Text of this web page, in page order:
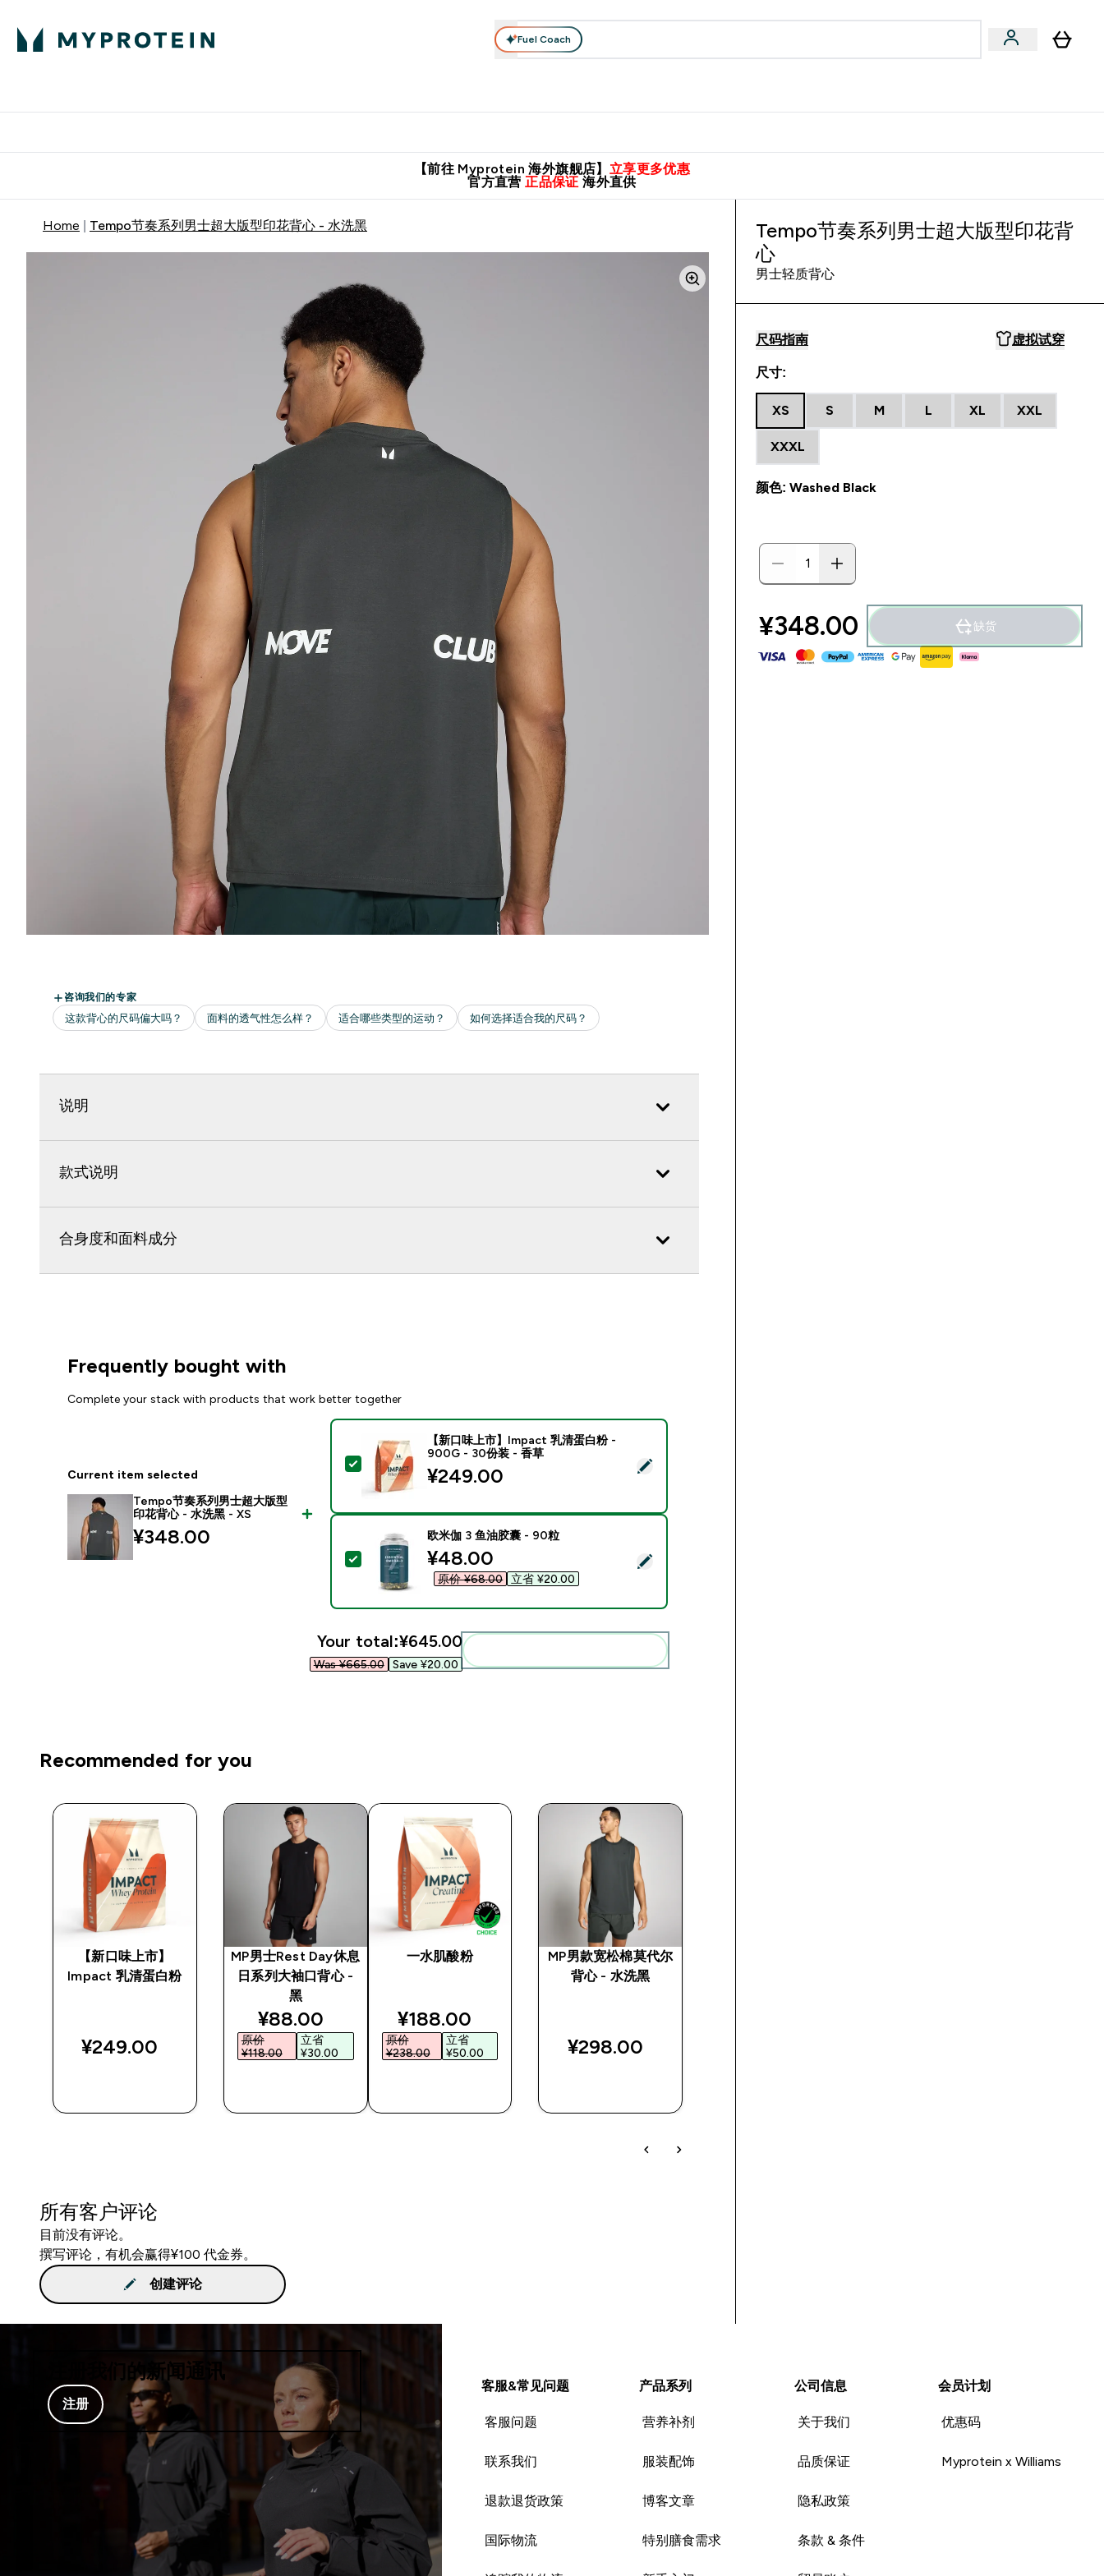
Fuel Coach
【前往 Myprotein 海外旗舰店】 立享更多优惠
官方直营 正品保证 海外直供
Home Tempo节奏系列男士超大版型印花背心 - 水洗黑
说明
款式说明
合身度和面料成分
Frequently bought with
Complete your stack with products that work better together
Current item selected
Tempo节奏系列男士超大版型
印花背心 - 水洗黑 - XS
¥348.00‎
Select this product - 【新口味上市】Impact 乳清蛋白粉 - 900G - 30份装 - 香草
【新口味上市】Impact 乳清蛋白粉 -
900G - 30份装 - 香草
¥249.00‎
Select this product - 欧米伽 3 鱼油胶囊 - 90粒
欧米伽 3 鱼油胶囊 - 90粒
discounted price
¥48.00‎
原价 ¥68.00‎ 立省 ¥20.00‎
Your total:¥645.00‎
Was ¥665.00‎ Save ¥20.00‎
Recommended for you
【新口味上市】
Impact 乳清蛋白粉
¥249.00‎
MP男士Rest Day休息
日系列大袖口背心 -
黑
discounted price
¥88.00‎
原价
¥118.00‎
立省
¥30.00‎
一水肌酸粉
discounted price
¥188.00‎
原价
¥238.00‎
立省
¥50.00‎
MP男款宽松棉莫代尔
背心 - 水洗黑
¥298.00‎
所有客户评论
目前没有评论。
撰写评论，有机会赢得¥100 代金券。
创建评论
Tempo节奏系列男士超大版型印花背
心
男士轻质背心
尺码指南 虚拟试穿
尺寸:
XS S M L XL XXL
XXXL
颜色: Washed Black
¥348.00‎ 缺货
注册我们的新闻通讯
注册
客服&常见问题
客服问题
联系我们
退款退货政策
国际物流
产品系列
营养补剂
服装配饰
博客文章
特别膳食需求
公司信息
关于我们
品质保证
隐私政策
条款 & 条件
会员计划
优惠码
Myprotein x Williams